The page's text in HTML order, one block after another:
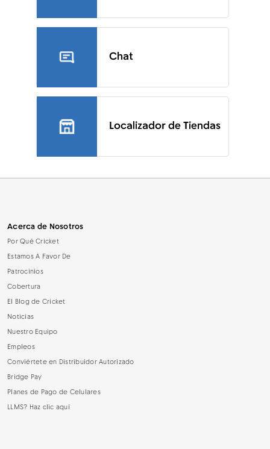
Chat
Localizador de Tiendas
Acerca de Nosotros
Por Qué Cricket
Estamos A Favor De
Patrocinios
Cobertura
El Blog de Cricket
Noticias
Nuestro Equipo
Empleos
Conviértete en Distribuidor Autorizado
Bridge Pay
Planes de Pago de Celulares
LLMS? Haz clic aquí